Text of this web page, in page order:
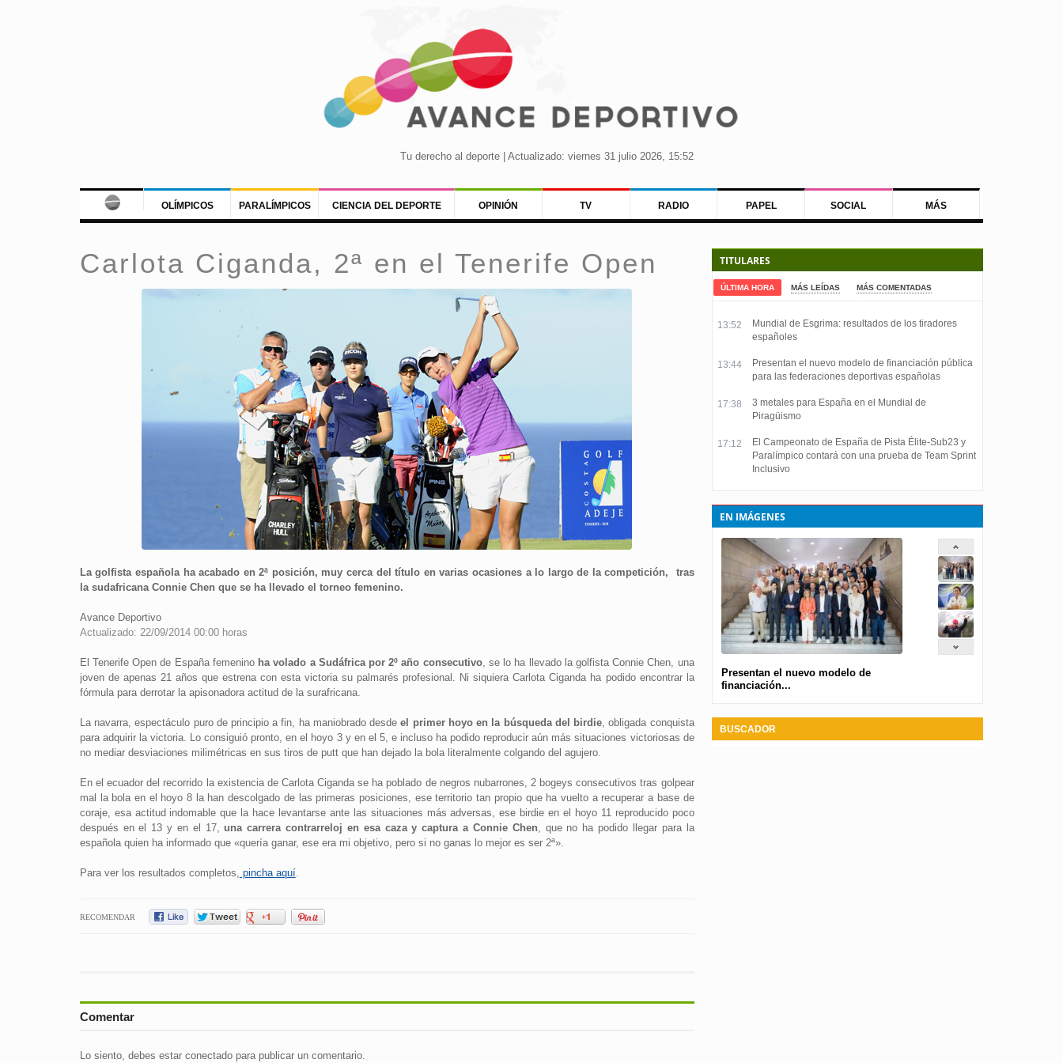
Tu derecho al deporte | Actualizado: viernes 31 julio 2026, 15:52
OLÍMPICOS PARALÍMPICOS CIENCIA DEL DEPORTE OPINIÓN TV RADIO PAPEL SOCIAL MÁS
Carlota Ciganda, 2ª en el Tenerife Open
La golfista española ha acabado en 2ª posición, muy cerca del título en varias ocasiones a lo largo de la competición, tras
la sudafricana Connie Chen que se ha llevado el torneo femenino.
Avance Deportivo
Actualizado: 22/09/2014 00:00 horas
El Tenerife Open de España femenino ha volado a Sudáfrica por 2º año consecutivo, se lo ha llevado la golfista Connie Chen, una
joven de apenas 21 años que estrena con esta victoria su palmarés profesional. Ni siquiera Carlota Ciganda ha podido encontrar la
fórmula para derrotar la apisonadora actitud de la surafricana.
La navarra, espectáculo puro de principio a fin, ha maniobrado desdeel primer hoyo en la búsqueda del birdie, obligada conquista
para adquirir la victoria. Lo consiguió pronto, en el hoyo 3 y en el 5, e incluso ha podido reproducir aún más situaciones victoriosas de
no mediar desviaciones milimétricas en sus tiros de putt que han dejado la bola literalmente colgando del agujero.
En el ecuador del recorrido la existencia de Carlota Ciganda se ha poblado de negros nubarrones, 2 bogeys consecutivos tras golpear
mal la bola en el hoyo 8 la han descolgado de las primeras posiciones, ese territorio tan propio que ha vuelto a recuperar a base de
coraje, esa actitud indomable que la hace levantarse ante las situaciones más adversas, ese birdie en el hoyo 11 reproducido poco
después en el 13 y en el 17,una carrera contrarreloj en esa caza y captura a Connie Chen, que no ha podido llegar para la
española quien ha informado que «quería ganar, ese era mi objetivo, pero si no ganas lo mejor es ser 2ª».
Para ver los resultados completos, pincha aquí.
RECOMENDAR
Comentar
Lo siento, debes estar conectadopara publicar un comentario.
TITULARES
ÚLTIMA HORA MÁS LEÍDAS MÁS COMENTADAS
13:52
Mundial de Esgrima: resultados de los tiradores
españoles
13:44
Presentan el nuevo modelo de financiación pública
para las federaciones deportivas españolas
17:38
3 metales para España en el Mundial de
Piragüismo
17:12
El Campeonato de España de Pista Élite-Sub23 y
Paralímpico contará con una prueba de Team Sprint
Inclusivo
EN IMÁGENES
Presentan el nuevo modelo de
financiación...
BUSCADOR